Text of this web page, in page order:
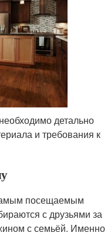
детально
и требования к
посещаемым
с друзьями за
с семьёй. Именно